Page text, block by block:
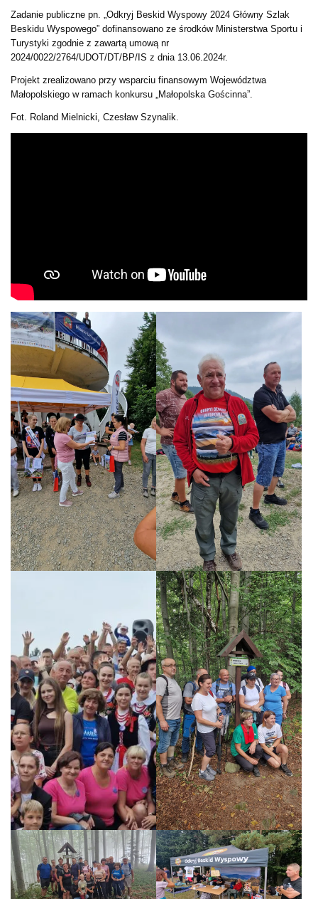
Zadanie publiczne pn. „Odkryj Beskid Wyspowy 2024 Główny Szlak
Beskidu Wyspowego” dofinansowano ze środków Ministerstwa Sportu i
Turystyki zgodnie z zawartą umową nr
2024/0022/2764/UDOT/DT/BP/IS z dnia 13.06.2024r.
Projekt zrealizowano przy wsparciu finansowym Województwa
Małopolskiego w ramach konkursu „Małopolska Gościnna”.
Fot. Roland Mielnicki, Czesław Szynalik.